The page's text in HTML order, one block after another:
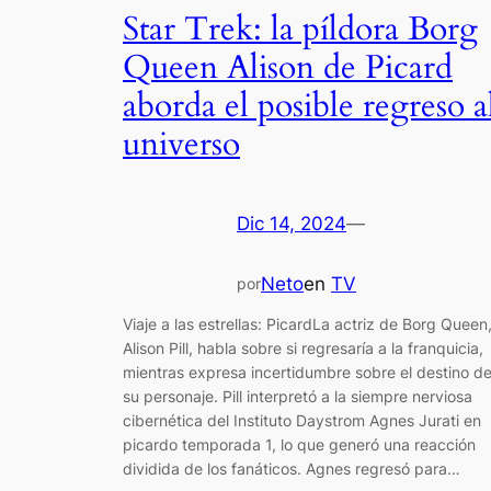
Star Trek: la píldora Borg
Queen Alison de Picard
aborda el posible regreso
universo
Dic 14, 2024—
porNetoen TV
Viaje a las estrellas: PicardLa actriz de Borg Queen,
Alison Pill, habla sobre si regresaría a la franquicia,
mientras expresa incertidumbre sobre el destino de
su personaje. Pill interpretó a la siempre nerviosa
cibernética del Instituto Daystrom Agnes Jurati en
picardo temporada 1, lo que generó una reacción
dividida de los fanáticos. Agnes regresó para…